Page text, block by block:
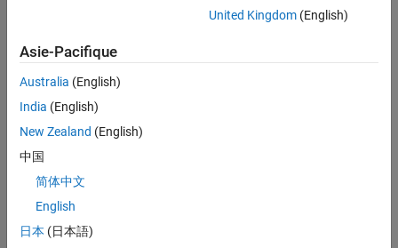
blocks in each layer of a unit or component.
See Also
Objects
metric.Engine
execute |
Topics
Collect Model Maintainability Metrics Programmatically
United Kingdom(English)
Asie-Pacifique
Australia (English)
India (English)
New Zealand (English)
中国
简体中文
English
日本 (日本語)